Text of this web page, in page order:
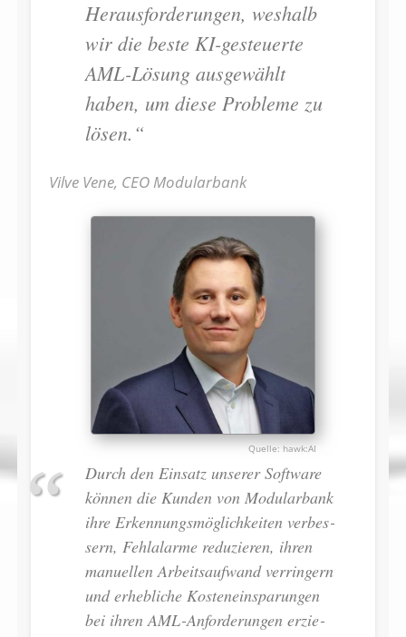
Herausforderungen, weshalb
wir die beste KI-gesteuerte
AML-Lösung ausgewählt
haben, um diese Probleme zu
lösen.“
Vilve Vene, CEO Modularbank
hawk:AI
Durch den Ein­satz un­se­rer Soft­ware
kön­nen die Kun­den von Mo­du­lar­bank
ih­re Er­ken­nungs­mög­lich­kei­ten ver­bes­
sern, Fehl­alar­me re­du­zie­ren, ih­ren
ma­nu­el­len Ar­beits­auf­wand ver­rin­gern
und er­heb­li­che Kos­ten­ein­spa­run­gen
bei ih­ren AML-An­for­de­run­gen er­zie­